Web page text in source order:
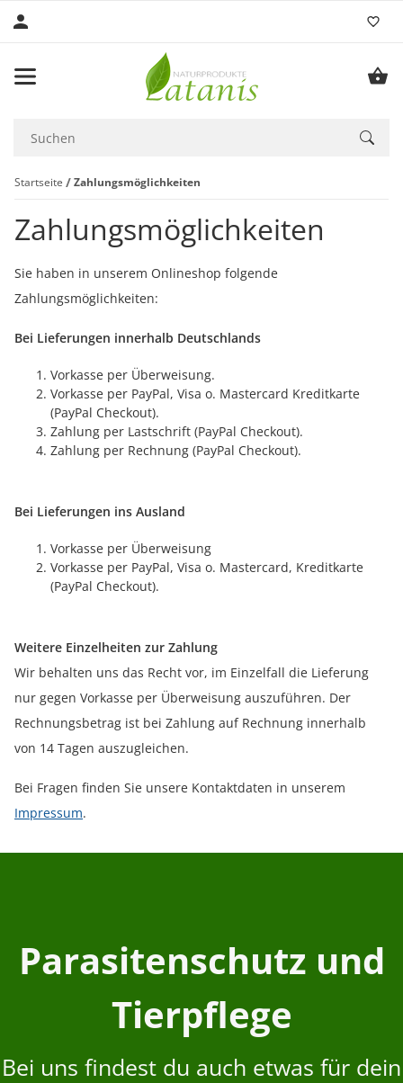
Startseite Zahlungsmöglichkeiten
Zahlungsmöglichkeiten
Sie haben in unserem Onlineshop folgende
Zahlungsmöglichkeiten:
Bei Lieferungen innerhalb Deutschlands
Vorkasse per Überweisung.
Vorkasse per PayPal, Visa o. Mastercard Kreditkarte
(PayPal Checkout).
Zahlung per Lastschrift (PayPal Checkout).
Zahlung per Rechnung (PayPal Checkout).
Bei Lieferungen ins Ausland
Vorkasse per Überweisung
Vorkasse per PayPal, Visa o. Mastercard, Kreditkarte
(PayPal Checkout).
Weitere Einzelheiten zur Zahlung
Wir behalten uns das Recht vor, im Einzelfall die Lieferung
nur gegen Vorkasse per Überweisung auszuführen. Der
Rechnungsbetrag ist bei Zahlung auf Rechnung innerhalb
von 14 Tagen auszugleichen.
Bei Fragen finden Sie unsere Kontaktdaten in unserem
Impressum.
Parasitenschutz und
Tierpflege
Bei uns findest du auch etwas für dein